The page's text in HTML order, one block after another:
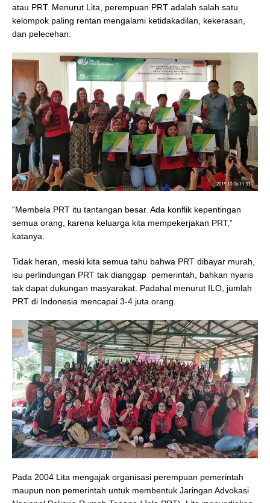
atau PRT. Menurut Lita, perempuan PRT adalah salah satu
kelompok paling rentan mengalami ketidakadilan, kekerasan,
dan pelecehan.
“Membela PRT itu tantangan besar. Ada konflik kepentingan
semua orang, karena keluarga kita mempekerjakan PRT,”
katanya.
Tidak heran, meski kita semua tahu bahwa PRT dibayar murah,
isu perlindungan PRT tak dianggap pemerintah, bahkan nyaris
tak dapat dukungan masyarakat. Padahal menurut ILO, jumlah
PRT di Indonesia mencapai 3-4 juta orang.
Pada 2004 Lita mengajak organisasi perempuan pemerintah
maupun non pemerintah untuk membentuk Jaringan Advokasi